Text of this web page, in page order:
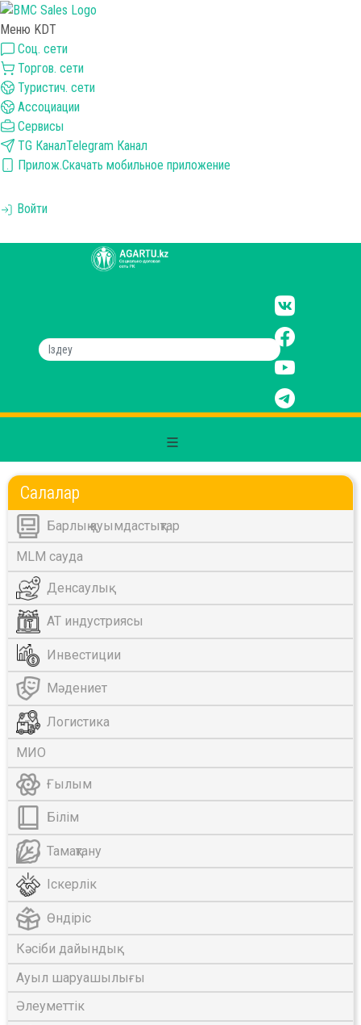
Меню KDT
Соц. сети
Торгов. сети
Туристич. сети
Ассоциации
Сервисы
TG КаналTelegram Канал
Прилож.Скачать мобильное приложение
Войти
Салалар
Барлық қауымдастықтар
MLM сауда
Денсаулық
АТ индустриясы
Инвестиции
Мәдениет
Логистика
МИО
Ғылым
Білім
Тамақтану
Іскерлік
Өндіріс
Кәсіби дайындық
Ауыл шаруашылығы
Әлеуметтік